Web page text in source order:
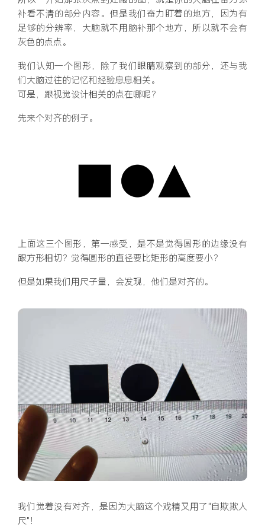
补看不清的部分内容。但是我们奋力盯着的地方，因为有
足够的分辨率，大脑就不用脑补那个地方，所以就不会有
灰色的点点。
我们认知一个图形，除了我们眼睛观察到的部分，还与我
们大脑过往的记忆和经验息息相关。
可是，跟视觉设计相关的点在哪呢？
先来个对齐的例子。
上面这三个图形，第一感受，是不是觉得圆形的边缘没有
跟方形相切？觉得圆形的直径要比矩形的高度要小？
但是如果我们用尺子量，会发现，他们是对齐的。
我们觉着没有对齐，是因为大脑这个戏精又用了“自欺欺人
尺”！